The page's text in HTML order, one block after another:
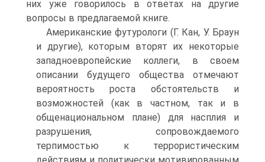
них уже говорилось в ответах на другие
вопросы в предлагаемой книге.
Американские футурологи (Г. Кан, У. Браун
и другие), которым вторят их некоторые
западноевропейские коллеги, в своем
описании будущего общества отмечают
вероятность роста обстоятельств и
возможностей (как в частном, так и в
общенациональном плане) для насплия и
разрушения, сопровождаемого
терпимостью к террористическим